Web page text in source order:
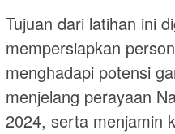
Tujuan dari latihan ini
mempersiapkan
menghadapi potensi
menjelang perayaan
2024, serta menjamin